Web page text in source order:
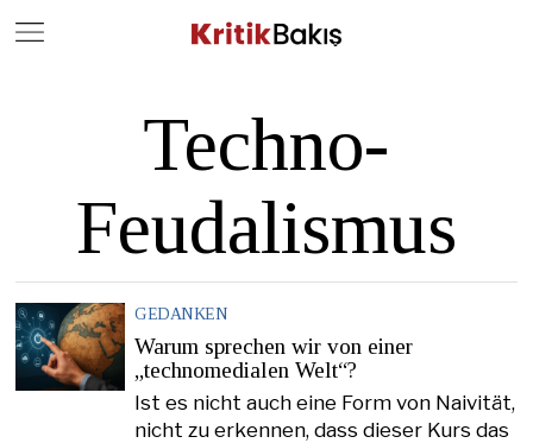
Techno-
Feudalismus
GEDANKEN
Warum sprechen wir von einer
„technomedialen Welt“?
Ist es nicht auch eine Form von Naivität,
nicht zu erkennen, dass dieser Kurs das